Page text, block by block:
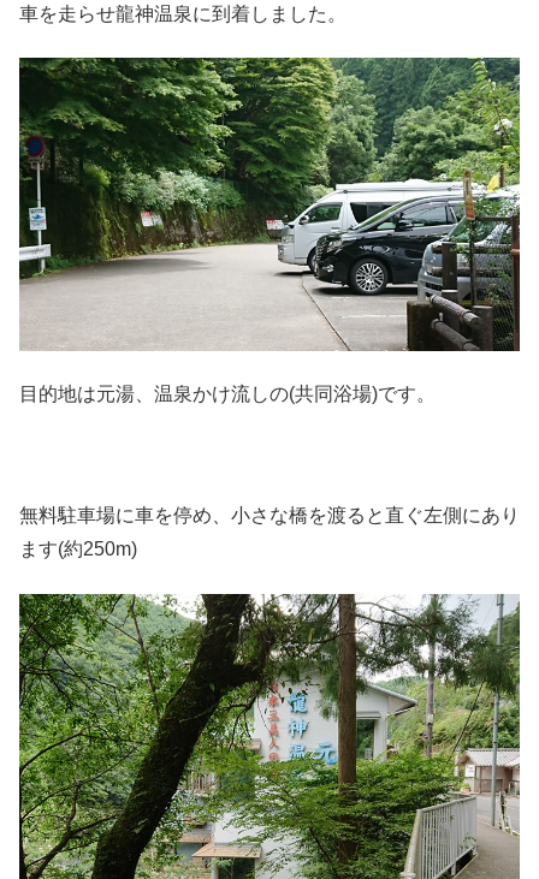
車を走らせ龍神温泉に到着しました。
目的地は元湯、温泉かけ流しの(共同浴場)です。
無料駐車場に車を停め、小さな橋を渡ると直ぐ左側にあり
ます(約250m)